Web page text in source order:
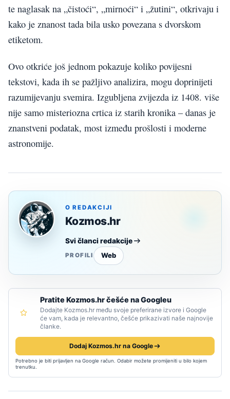
te naglasak na „čistoći“, „mirnoći“ i „žutini“, otkrivaju i
kako je znanost tada bila usko povezana s dvorskom
etiketom.
Ovo otkriće još jednom pokazuje koliko povijesni
tekstovi, kada ih se pažljivo analizira, mogu doprinijeti
razumijevanju svemira. Izgubljena zvijezda iz 1408. više
nije samo misteriozna crtica iz starih kronika – danas je
znanstveni podatak, most između prošlosti i moderne
astronomije.
O REDAKCIJI
Kozmos.hr
Svi članci redakcije
PROFILI Web
Pratite Kozmos.hr češće na Googleu
Dodajte Kozmos.hr među svoje preferirane izvore i Google
će vam, kada je relevantno, češće prikazivati naše najnovije
članke.
Dodaj Kozmos.hr na Google
Potrebno je biti prijavljen na Google račun. Odabir možete promijeniti u bilo kojem
trenutku.